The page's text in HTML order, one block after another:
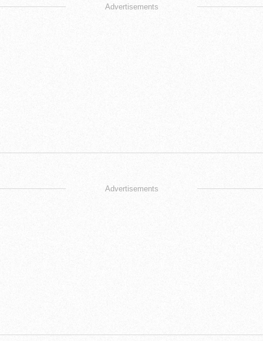
Advertisements
Advertisements